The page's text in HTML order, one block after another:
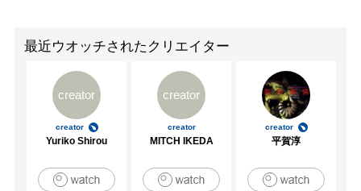
最近ウオッチされたクリエイター
creator
creator
Yuriko Shirou
creator
creator
MITCH IKEDA
creator
平賀淳